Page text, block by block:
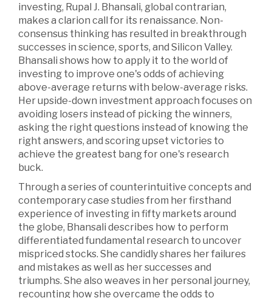
investing, Rupal J. Bhansali, global contrarian,
makes a clarion call for its renaissance. Non-
consensus thinking has resulted in breakthrough
successes in science, sports, and Silicon Valley.
Bhansali shows how to apply it to the world of
investing to improve one's odds of achieving
above-average returns with below-average risks.
Her upside-down investment approach focuses on
avoiding losers instead of picking the winners,
asking the right questions instead of knowing the
right answers, and scoring upset victories to
achieve the greatest bang for one's research
buck.
Through a series of counterintuitive concepts and
contemporary case studies from her firsthand
experience of investing in fifty markets around
the globe, Bhansali describes how to perform
differentiated fundamental research to uncover
mispriced stocks. She candidly shares her failures
and mistakes as well as her successes and
triumphs. She also weaves in her personal journey,
recounting how she overcame the odds to